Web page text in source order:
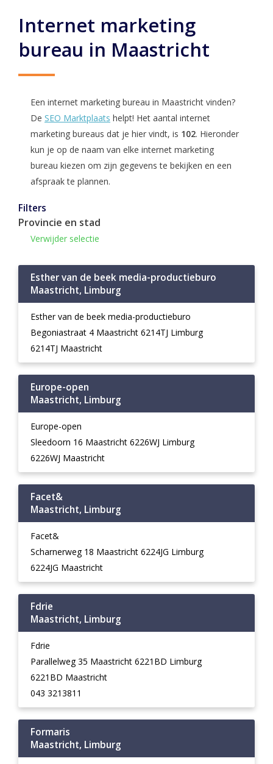
Internet marketing
bureau in Maastricht
Een internet marketing bureau in Maastricht vinden?
De SEO Marktplaats helpt! Het aantal internet
marketing bureaus dat je hier vindt, is 102. Hieronder
kun je op de naam van elke internet marketing
bureau kiezen om zijn gegevens te bekijken en een
afspraak te plannen.
Filters
Provincie en stad
Verwijder selectie
Esther van de beek media-productieburo
Maastricht, Limburg
Esther van de beek media-productieburo
Begoniastraat 4 Maastricht 6214TJ Limburg
6214TJ Maastricht
Europe-open
Maastricht, Limburg
Europe-open
Sleedoorn 16 Maastricht 6226WJ Limburg
6226WJ Maastricht
Facet&
Maastricht, Limburg
Facet&
Scharnerweg 18 Maastricht 6224JG Limburg
6224JG Maastricht
Fdrie
Maastricht, Limburg
Fdrie
Parallelweg 35 Maastricht 6221BD Limburg
6221BD Maastricht
043 3213811
Formaris
Maastricht, Limburg